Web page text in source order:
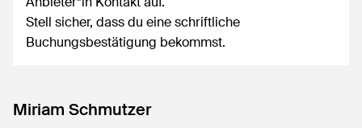
Stell sicher, dass du eine schriftliche
Buchungsbestätigung bekommst.
Miriam Schmutzer